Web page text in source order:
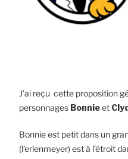
J’ai reçu cette proposition
personnages Bonnieet
Bonnie est petit dans un
(l’erlenmeyer) est à l’étroit